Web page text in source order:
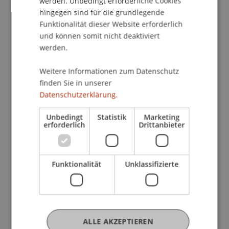
Gemeinsam lernen, individuell wachsen
Ihre Vorteile
Familiäre Lernatmosphäre und
persönliche Betreuung
Dozierende aus der Praxis –
praxisnah und
anwendungsorientiert
Aktiver Wissenstransfer und
nachhaltige Netzwerke
hingegen sind für die grundlegende
Funktionalität dieser Website erforderlich
und können somit nicht deaktiviert
werden.
Weitere Informationen zum Datenschutz
finden Sie in unserer
Datenschutzerklärung.
Unbedingt
erforderlich
Statistik Marketing
Drittanbieter
Funktionalität Unklassifizierte
ALLE AKZEPTIEREN